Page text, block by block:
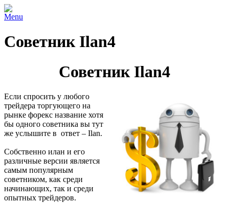
Menu
Советник Ilan4
Советник Ilan4
Если спросить у любого
трейдера торгующего на
рынке форекс название хотя
бы одного советника вы тут
же услышите в ответ – Ilan.
Собственно илан и его
различные версии является
самым популярным
советником, как среди
начинающих, так и среди
опытных трейдеров.